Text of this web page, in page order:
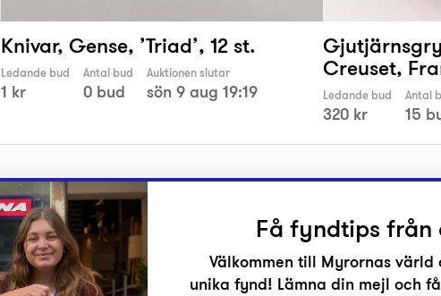
Knivar, Gense, ’Triad’, 12 st.
Ledande bud
1 kr
Antal bud
0 bud
Auktionen slutar
sön 9 aug 19:19
Creuset,
Ledande bud
320 kr
Antal
15
Få fyndtips från
Välkommen till Myrornas värld
unika fynd! Lämna din mejl och